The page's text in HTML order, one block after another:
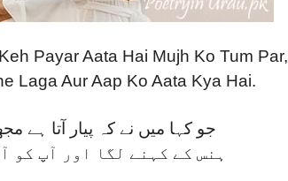
Payar Aata Hai Mujh Ko Tum Par,
Laga Aur Aap Ko Aata Kya Hai.
جو کہا میں نے کہ پیار آتا ہے
ہنس کے کہنے لگا اور آپ کو